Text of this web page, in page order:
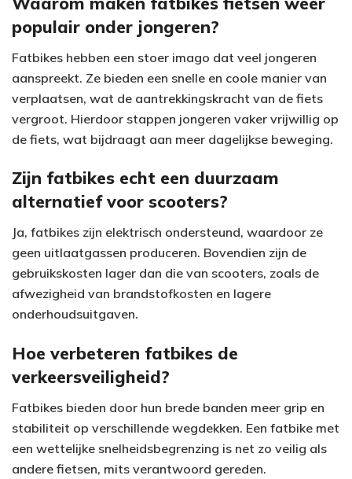
populair onder jongeren?
Fatbikes hebben een stoer imago dat veel jongeren
aanspreekt. Ze bieden een snelle en coole manier van
verplaatsen, wat de aantrekkingskracht van de fiets
vergroot. Hierdoor stappen jongeren vaker vrijwillig op
de fiets, wat bijdraagt aan meer dagelijkse beweging.
Zijn fatbikes echt een duurzaam
alternatief voor scooters?
Ja, fatbikes zijn elektrisch ondersteund, waardoor ze
geen uitlaatgassen produceren. Bovendien zijn de
gebruikskosten lager dan die van scooters, zoals de
afwezigheid van brandstofkosten en lagere
onderhoudsuitgaven.
Hoe verbeteren fatbikes de
verkeersveiligheid?
Fatbikes bieden door hun brede banden meer grip en
stabiliteit op verschillende wegdekken. Een fatbike met
een wettelijke snelheidsbegrenzing is net zo veilig als
andere fietsen, mits verantwoord gereden.